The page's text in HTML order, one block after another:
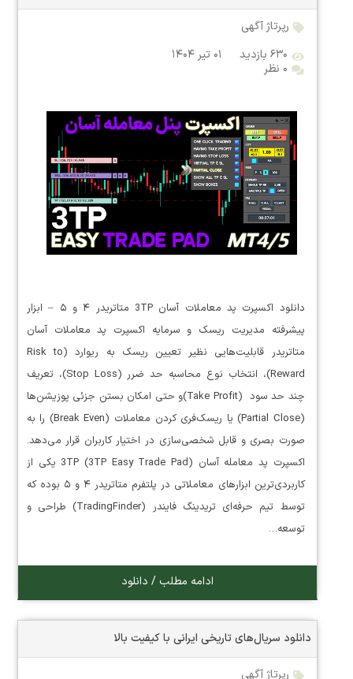
رپرتاژ آگهی
۶۳۰ بازدید
۰۱ تیر ۱۴۰۴
۰ نظر
دانلود اکسپرت پد معاملات آسان 3TP متاتریدر ۴ و ۵ – ابزار
پیشرفته مدیریت ریسک و سرمایه اکسپرت پد معاملات آسان
متاتریدر قابلیت‌هایی نظیر تعیین ریسک به ریوارد (Risk to
Reward)، انتخاب نوع محاسبه حد ضرر (Stop Loss)، تعریف
چند حد سود (Take Profit)و حتی امکان بستن جزئی پوزیشن‌ها
(Partial Close) یا ریسک‌فری کردن معاملات (Break Even) را به
صورت بصری و قابل شخصی‌سازی در اختیار کاربران قرار می‌دهد.
اکسپرت پد معامله آسان 3TP (3TP Easy Trade Pad) یکی از
کاربردی‌ترین ابزارهای معاملاتی در پلتفرم متاتریدر ۴ و ۵ بوده که
توسط تیم حرفه‌ای تریدینگ فایندر (TradingFinder) طراحی و
توسعه…
ادامه مطلب / دانلود
دانلود سریال‌های تاریخی ایرانی با کیفیت بالا
رپرتاژ آگهی